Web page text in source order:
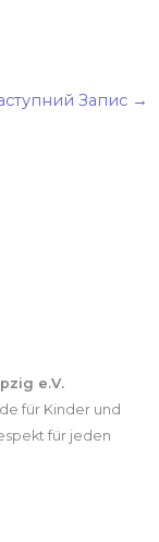
Запис →
e.V.
für Kinder und
für jeden